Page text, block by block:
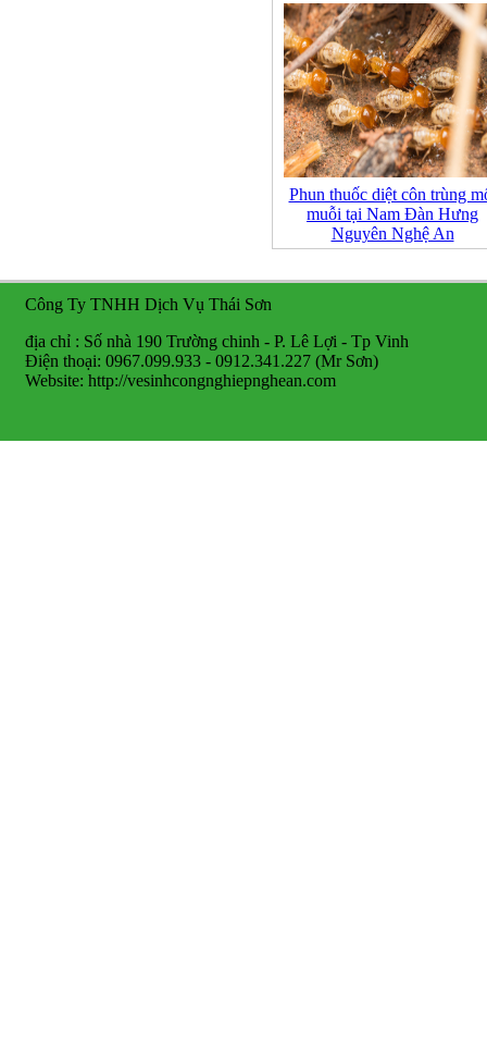
Phun thuốc diệt côn trùng
muỗi tại Nam Đàn Hưng
Nguyên Nghệ An
Công Ty TNHH Dịch Vụ Thái Sơn
địa chỉ : Số nhà 190 Trường chinh - P. Lê Lợi - Tp Vinh
Điện thoại: 0967.099.933 - 0912.341.227 (Mr Sơn)
Website: http://vesinhcongnghiepnghean.com